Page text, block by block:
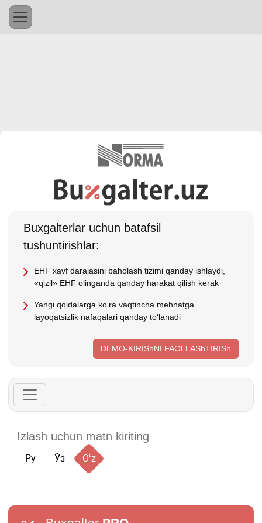
Buхgalterlar uchun batafsil
tushuntirishlar:
EHF хavf darajasini baholash tizimi qanday ishlaydi,
«qizil» EHF olinganda qanday harakat qilish kerak
Yangi qoidalarga koʻra vaqtincha mehnatga
layoqatsizlik nafaqalari qanday toʻlanadi
DEMO-KIRIShNI FAOLLAShTIRISh
Ру Ўз Oʻz